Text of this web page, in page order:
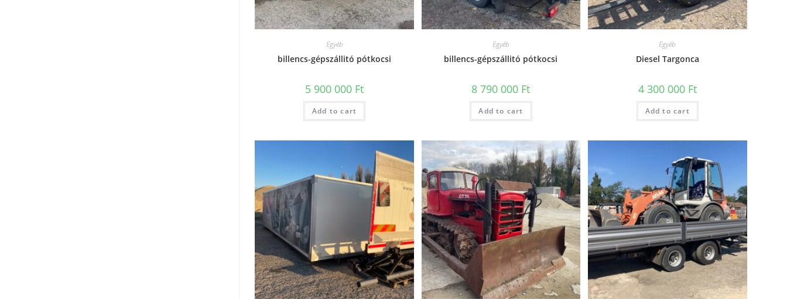
Egyéb
billencs-gépszállitó pótkocsi
5 900 000 Ft
Add to cart
Egyéb
billencs-gépszállitó pótkocsi
8 790 000 Ft
Add to cart
Egyéb
Diesel Targonca
4 300 000 Ft
Add to cart